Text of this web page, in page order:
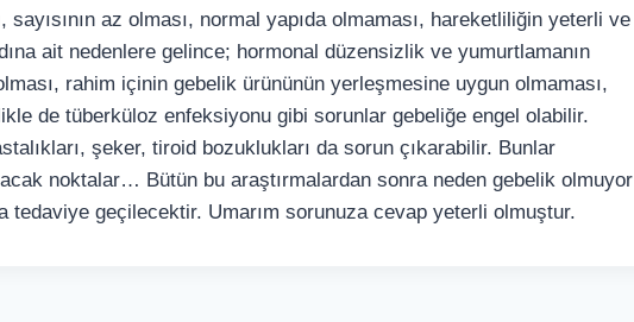
az olması, normal yapıda olmaması, hareketliliğin yeterli ve
ait nedenlere gelince; hormonal düzensizlik ve yumurtlamanın
rahim içinin gebelik ürününün yerleşmesine uygun olmaması,
de tüberküloz enfeksiyonu gibi sorunlar gebeliğe engel olabilir.
şeker, tiroid bozuklukları da sorun çıkarabilir. Bunlar
noktalar… Bütün bu araştırmalardan sonra neden gebelik olmuyor
tedaviye geçilecektir. Umarım sorunuza cevap yeterli olmuştur.